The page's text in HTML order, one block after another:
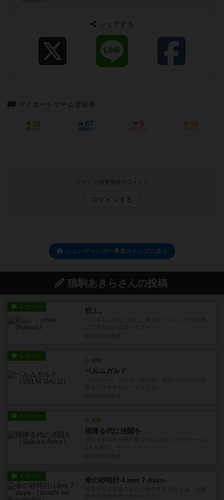
シェアする
マイボードゲーム登録者
16
興味あり
87
経験あり
9
お気に入り
59
持ってる
ログイン/会員登録でコメント
ログインする
シュレディンガー勇者のトップに戻る
猫駒あきらさんの投稿
レビュー 狂ふ。
レビュー
充実
ベルムガルド
レビュー
充実
桜降る代に決闘を
レビュー 命の砂時計-Limit 7 days-